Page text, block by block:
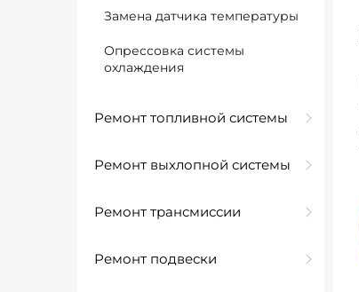
Замена датчика температуры
Опрессовка системы
охлаждения
Ремонт топливной системы
Ремонт выхлопной системы
Ремонт трансмиссии
Ремонт подвески